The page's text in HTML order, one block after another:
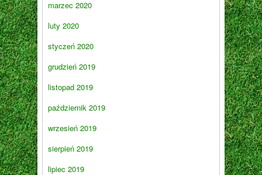
marzec 2020
luty 2020
styczeń 2020
grudzień 2019
listopad 2019
październik 2019
wrzesień 2019
sierpień 2019
lipiec 2019